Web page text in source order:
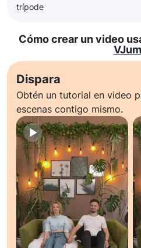
trípode
Cómo crear un video
Dispara
Obtén un tutorial en video
escenas contigo mismo.